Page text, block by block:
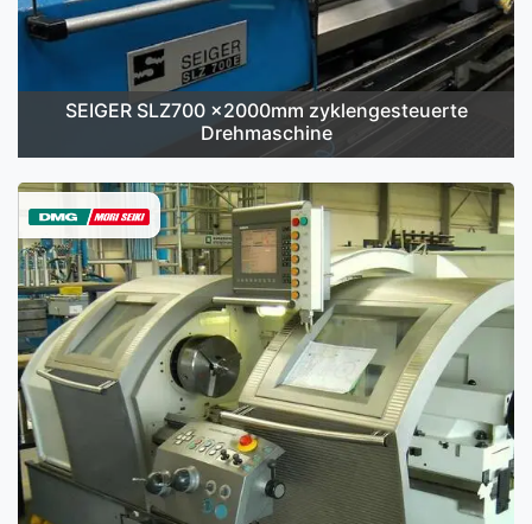
SEIGER SLZ700 x2000mm zyklengesteuerte
Drehmaschine